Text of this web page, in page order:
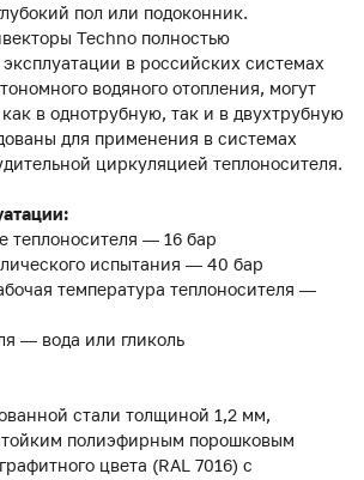
пол или подоконник.
Techno полностью
в российских системах
водяного отопления, могут
в однотрубную, так и в двухтрубную
для применения в системах
циркуляцией теплоносителя.
теплоносителя — 16 бар
испытания — 40 бар
температура теплоносителя —
— вода или гликоль
стали толщиной 1,2 мм,
полиэфирным порошковым
цвета (RAL 7016) с